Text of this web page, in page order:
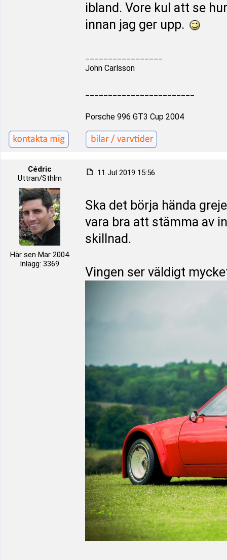
ibland. Vore kul att se
innan jag ger upp.
John Carlsson
Porsche 996 GT3 Cup 2004
Cédric
Uttran/Sthlm
Här sen Mar 2004
Inlägg: 3369
11 Jul 2019 15:56
Ska det börja hända
vara bra att stämma av
skillnad.
Vingen ser väldigt